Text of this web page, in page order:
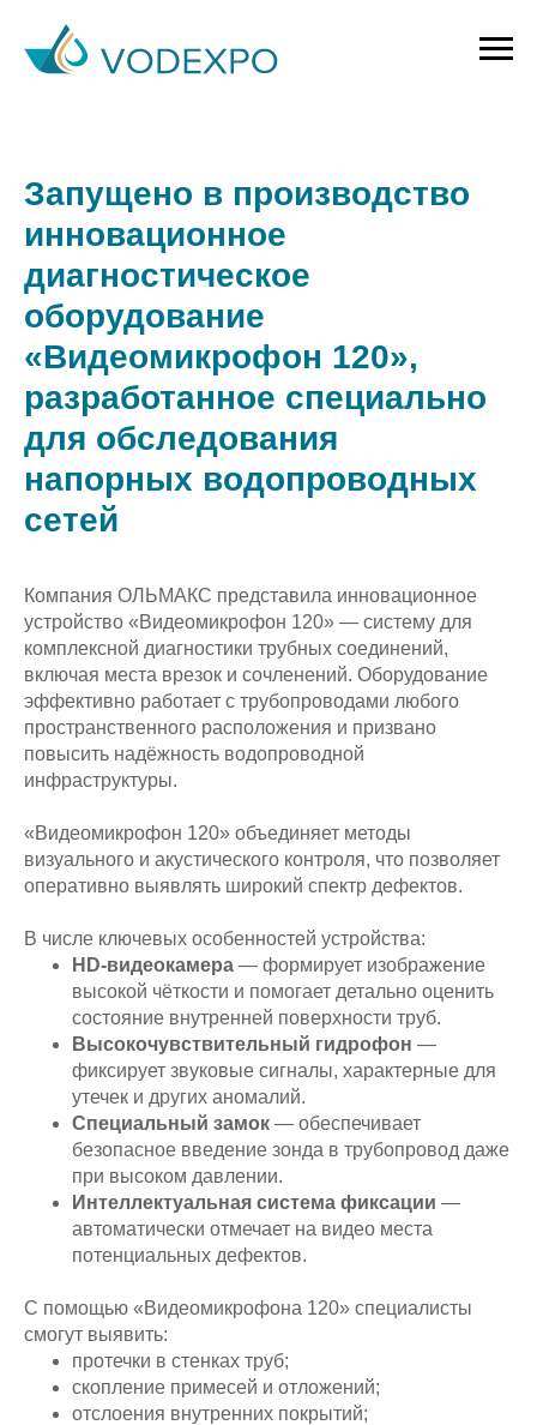
Запущено в производство
инновационное
диагностическое
оборудование
«Видеомикрофон 120»,
разработанное специально
для обследования
напорных водопроводных
сетей
Компания ОЛЬМАКС представила инновационное
устройство «Видеомикрофон 120» — систему для
комплексной диагностики трубных соединений,
включая места врезок и сочленений. Оборудование
эффективно работает с трубопроводами любого
пространственного расположения и призвано
повысить надёжность водопроводной
инфраструктуры.
«Видеомикрофон 120» объединяет методы
визуального и акустического контроля, что позволяет
оперативно выявлять широкий спектр дефектов.
В числе ключевых особенностей устройства:
HD‑видеокамера — формирует изображение
высокой чёткости и помогает детально оценить
состояние внутренней поверхности труб.
Высокочувствительный гидрофон —
фиксирует звуковые сигналы, характерные для
утечек и других аномалий.
Специальный замок — обеспечивает
безопасное введение зонда в трубопровод даже
при высоком давлении.
Интеллектуальная система фиксации —
автоматически отмечает на видео места
потенциальных дефектов.
С помощью «Видеомикрофона 120» специалисты
смогут выявить:
протечки в стенках труб;
скопление примесей и отложений;
отслоения внутренних покрытий;